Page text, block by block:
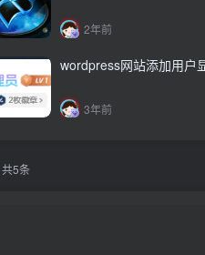
2年前
wordpress网站添加用户
3年前
共5条